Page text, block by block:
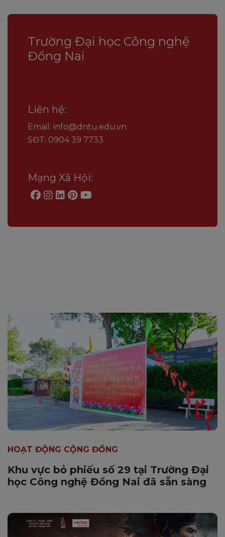
Trường Đại học Công nghệ
Đồng Nai
Liên hệ:
Email: info@dntu.edu.vn
SĐT: 0904 39 7733
Mạng Xã Hội:
HOẠT ĐỘNG CỘNG ĐỒNG
Khu vực bỏ phiếu số 29 tại Trường Đại
học Công nghệ Đồng Nai đã sẵn sàng